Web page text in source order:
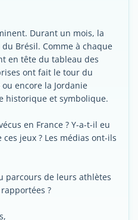
Durant un mois, la
du Brésil. Comme à chaque
en tête du tableau des
ont fait le tour du
encore la Jordanie
historique et symbolique.
en France ? Y-a-t-il eu
ces jeux ? Les médias ont-ils
parcours de leurs athlètes
?